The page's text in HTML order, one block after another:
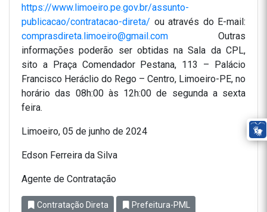
https://www.limoeiro.pe.gov.br/assunto-
publicacao/contratacao-direta/ ou através do E-mail:
comprasdireta.limoeiro@gmail.com Outras
informações poderão ser obtidas na Sala da CPL,
sito a Praça Comendador Pestana, 113 – Palácio
Francisco Heráclio do Rego – Centro, Limoeiro-PE, no
horário das 08h:00 às 12h:00 de segunda a sexta
feira.
Limoeiro, 05 de junho de 2024
Edson Ferreira da Silva
Agente de Contratação
Contratação Direta Prefeitura-PML